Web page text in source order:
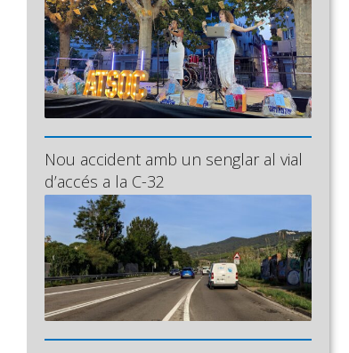
Nou accident amb un senglar al vial
d’accés a la C-32